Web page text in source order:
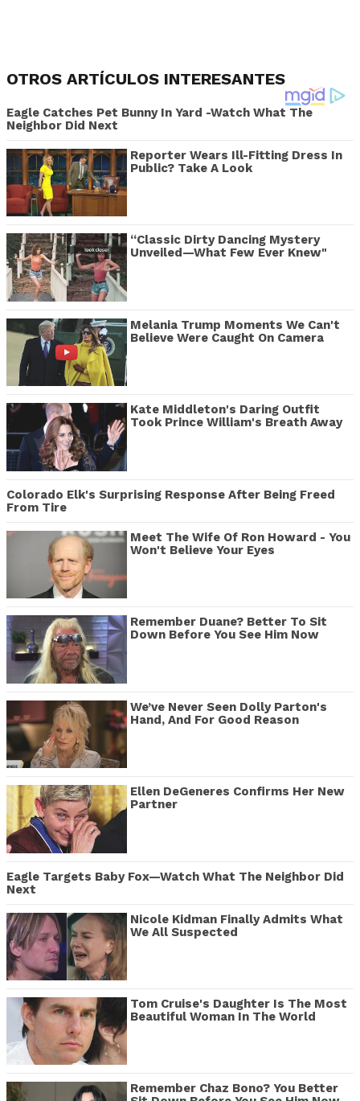
OTROS ARTÍCULOS INTERESANTES
Eagle Catches Pet Bunny In Yard -Watch What The
Neighbor Did Next
Reporter Wears Ill-Fitting Dress In
Public? Take A Look
“Classic Dirty Dancing Mystery
Unveiled—What Few Ever Knew"
Melania Trump Moments We Can't
Believe Were Caught On Camera
Kate Middleton's Daring Outfit
Took Prince William's Breath Away
Colorado Elk's Surprising Response After Being Freed
From Tire
Meet The Wife Of Ron Howard - You
Won't Believe Your Eyes
Remember Duane? Better To Sit
Down Before You See Him Now
We’ve Never Seen Dolly Parton's
Hand, And For Good Reason
Ellen DeGeneres Confirms Her New
Partner
Eagle Targets Baby Fox—Watch What The Neighbor Did
Next
Nicole Kidman Finally Admits What
We All Suspected
Tom Cruise's Daughter Is The Most
Beautiful Woman In The World
Remember Chaz Bono? You Better